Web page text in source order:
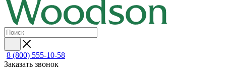
8 (800) 555-10-58
Заказать звонок